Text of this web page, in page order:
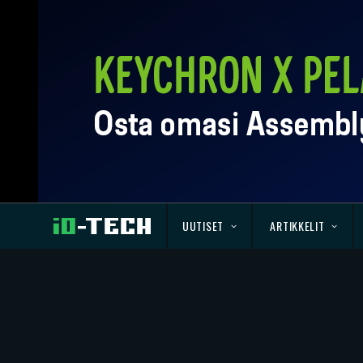
UUTISET ARTIKKELIT